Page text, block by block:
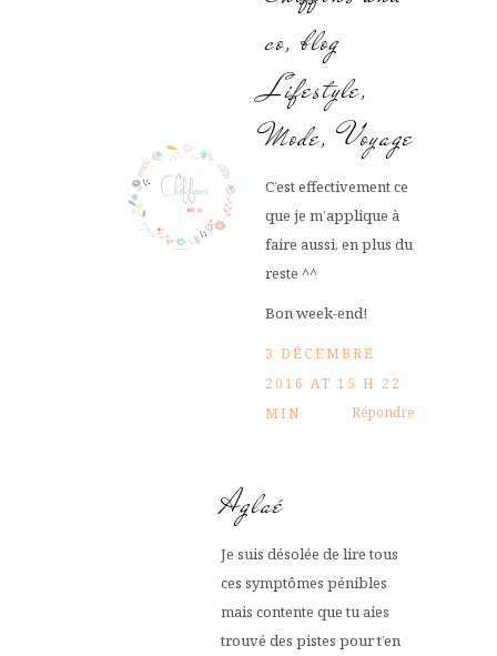
co, blog
Lifestyle,
Mode, Voyage
C’est effectivement ce
que je m’applique à
faire aussi, en plus du
reste ^^
Bon week-end!
3 DÉCEMBRE
2016 AT 15 H 22
MIN
Répondre
Aglaé
Je suis désolée de lire tous
ces symptômes pénibles
mais contente que tu aies
trouvé des pistes pour t’en